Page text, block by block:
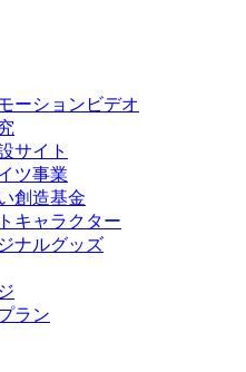
ーションビデオ
サイト
ツ事業
創造基金
キャラクター
ナルグッズ
ラン